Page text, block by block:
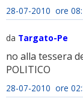
28-07-2010 ore
da Targato-Pe
no alla tessera
POLITICO
28-07-2010 ore